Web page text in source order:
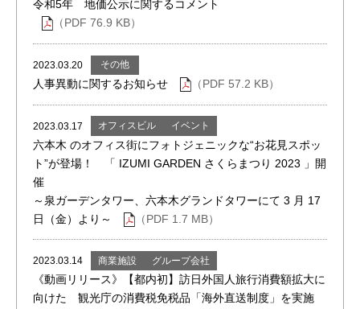
令和5年 地価公示に関するコメント
（PDF 76.9 KB）
2023.03.20 その他
人事異動に関するお知らせ （PDF 57.2 KB）
2023.03.17 オフィスビル イベント
六本木 のオフィス街にフォトジェニックな“お花見スポッ
ト”が登場！ 「 IZUMI GARDEN さくらまつり 2023 」開
催
～泉ガーデンタワー、六本木グランドタワーにて 3 月 17
日（金）より～
（PDF 1.7 MB）
2023.03.14 商業施設 グループ会社
《動画リリース》【都内初】訪日外国人旅行消費額拡大に
向けた 観光庁の消費税免税品「海外直送制度」を実施